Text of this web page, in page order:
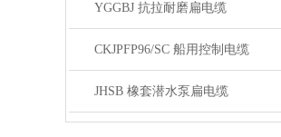
YGGBJ 抗拉耐磨扁电缆
CKJPFP96/SC 船用控制电缆
JHSB 橡套潜水泵扁电缆